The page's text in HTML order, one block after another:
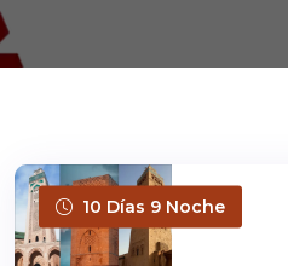
10 Días 9 Noche